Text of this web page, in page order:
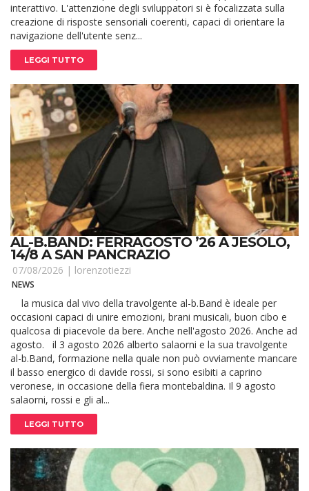
interattivo. L'attenzione degli sviluppatori si è focalizzata sulla
creazione di risposte sensoriali coerenti, capaci di orientare la
navigazione dell'utente senz...
LEGGI TUTTO
AL-B.BAND: FERRAGOSTO ’26 A JESOLO,
14/8 A SAN PANCRAZIO
07/08/2026 | lorenzotiezzi
NEWS
la musica dal vivo della travolgente al-b.Band è ideale per
occasioni capaci di unire emozioni, brani musicali, buon cibo e
qualcosa di piacevole da bere. Anche nell'agosto 2026. Anche ad
agosto. il 3 agosto 2026 alberto salaorni e la sua travolgente
al-b.Band, formazione nella quale non può ovviamente mancare
il basso energico di davide rossi, si sono esibiti a caprino
veronese, in occasione della fiera montebaldina. Il 9 agosto
salaorni, rossi e gli al...
LEGGI TUTTO